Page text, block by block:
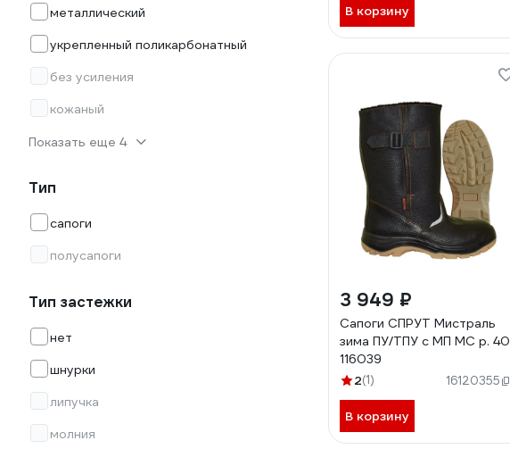
металлический
укрепленный поликарбонатный
без усиления
кожаный
Показать еще 4
Тип
сапоги
полусапоги
Тип застежки
нет
шнурки
липучка
молния
В корзину
3 949 ₽
Сапоги СПРУТ Мистраль
зима ПУ/ТПУ с МП МС р. 40
116039
2(1) 16120355
В корзину